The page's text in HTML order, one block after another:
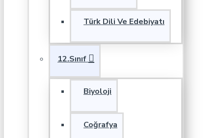
Türk Dili Ve Edebiyatı
12.Sınıf
Biyoloji
Coğrafya